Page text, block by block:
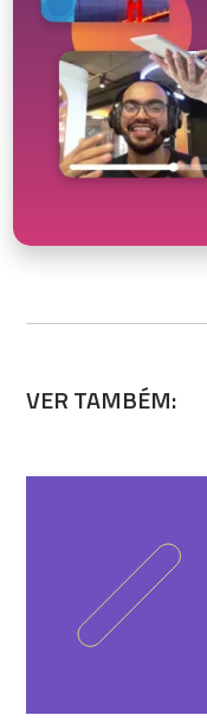
VER TAMBÉM: